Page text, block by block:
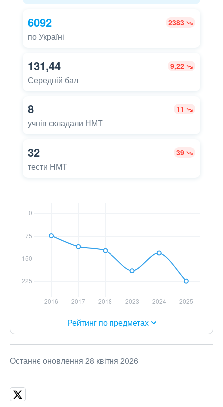
6092 2383
по Україні
131,44 9,22
Середній бал
8 11
учнів складали НМТ
32 39
тести НМТ
Рейтинг по предметах
Останнє оновлення 28 квітня 2026